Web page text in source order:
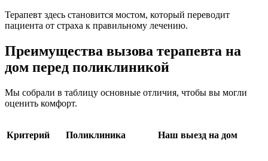
Терапевт здесь становится мостом, который переводит
пациента от страха к правильному лечению.
Преимущества вызова терапевта на
дом перед поликлиникой
Мы собрали в таблицу основные отличия, чтобы вы могли
оценить комфорт.
Критерий Поликлиника Наш выезд на дом